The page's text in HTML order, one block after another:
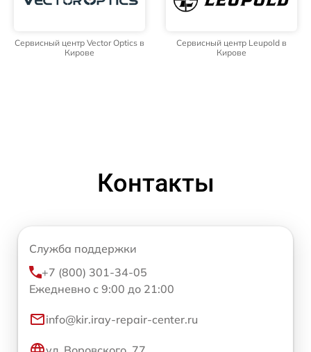
Сервисный центр Vector Optics в
Кирове
Сервисный центр Leupold в
Кирове
Контакты
Служба поддержки
+7 (800) 301-34-05
Ежедневно с 9:00 до 21:00
info@kir.iray-repair-center.ru